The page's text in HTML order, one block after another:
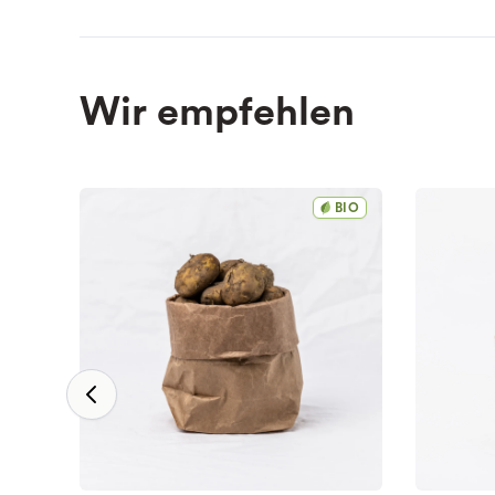
Wir empfehlen
BIO